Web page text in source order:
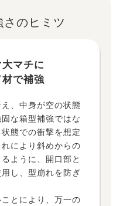
のヒミツ
マチに
で補強
、中身が空の状態
な箱型補強ではな
態での衝撃を想定
により斜めからの
ように、開口部と
し、型崩れを防ぎ
とにより、万一の